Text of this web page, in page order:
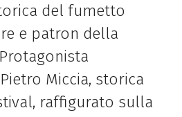
del fumetto
e patron della
Miccia, storica
raffigurato sulla